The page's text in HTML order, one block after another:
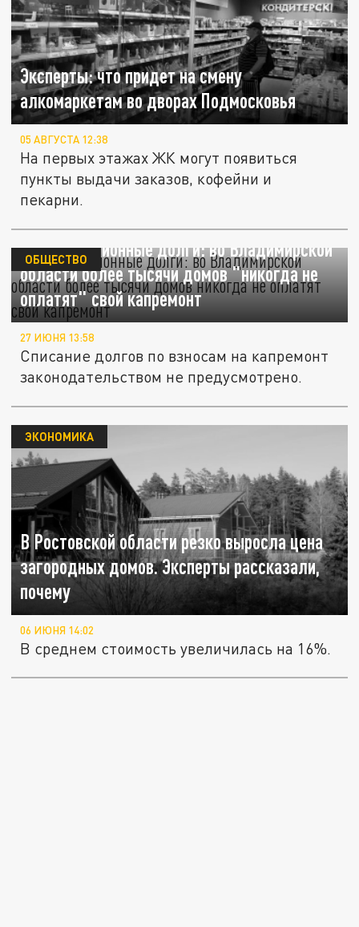
Эксперты: что придет на смену
алкомаркетам во дворах Подмосковья
05 АВГУСТА 12:38
На первых этажах ЖК могут появиться
пункты выдачи заказов, кофейни и
пекарни.
Многомиллионные долги: во Владимирской
области более тысячи домов "никогда не
оплатят" свой капремонт
ОБЩЕСТВО
27 ИЮНЯ 13:58
Списание долгов по взносам на капремонт
законодательством не предусмотрено.
В Ростовской области резко выросла цена
загородных домов. Эксперты рассказали,
почему
ЭКОНОМИКА
06 ИЮНЯ 14:02
В среднем стоимость увеличилась на 16%.